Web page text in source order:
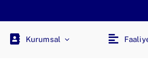
Kurumsal